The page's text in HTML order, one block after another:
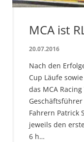
MCA ist
20.07.2016
Nach den
Cup Läufe
das MCA
Fahrern Patrick
jeweils den
6 h…